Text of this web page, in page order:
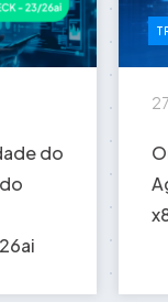
do